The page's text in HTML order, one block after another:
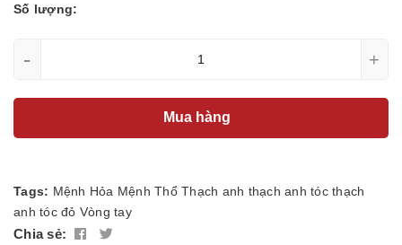
Số lượng:
- +
Mua hàng
Tags: Mệnh Hỏa Mệnh Thổ Thạch anh thạch anh tóc thạch
anh tóc đỏ Vòng tay
Chia sẻ: